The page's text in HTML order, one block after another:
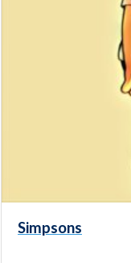
Simpsons